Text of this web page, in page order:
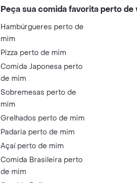
Peça sua comida favorita perto de
Hambúrgueres perto de
mim
Pizza perto de mim
Comida Japonesa perto
de mim
Sobremesas perto de
mim
Grelhados perto de mim
Padaria perto de mim
Açaí perto de mim
Comida Brasileira perto
de mim